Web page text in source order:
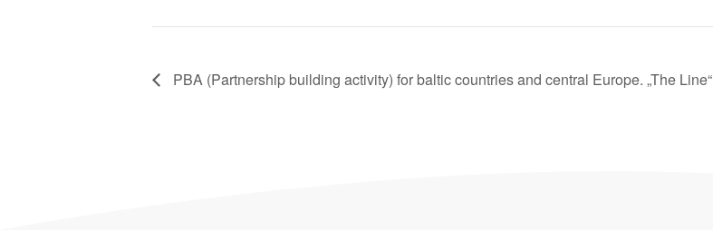
PBA (Partnership building activity) for baltic countries and central Europe. „The Line“